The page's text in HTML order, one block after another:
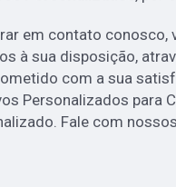
em contato conosco,
à sua disposição,
com a sua
Personalizados para
Fale com